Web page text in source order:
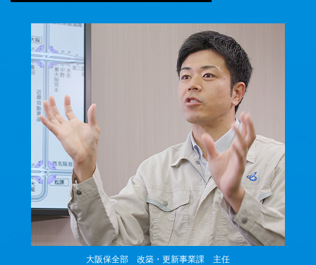
大阪保全部 改築・更新事業課 主任